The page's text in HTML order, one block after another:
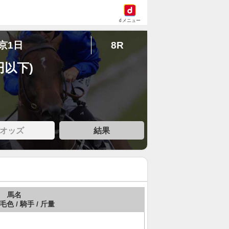
dメニュー
1日 8R
以下)
オッズ 結果
馬名
色 / 騎手 / 斤量